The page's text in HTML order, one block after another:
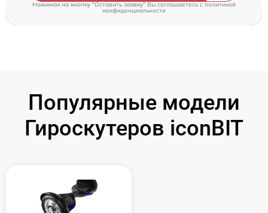
Нажимая на кнопку "Оставить заявку" Вы соглашаетесь c политикой
конфиденциальности
Популярные модели
Гироскутеров iconBIT